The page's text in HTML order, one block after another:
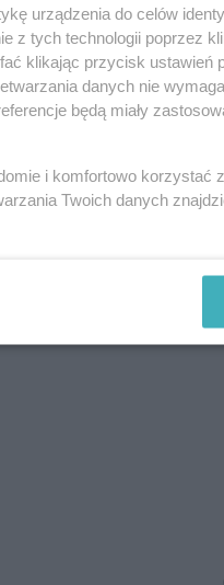
go w
wnuka… Ojciec
życia.
że to
nauczyłem
urządzenia do celów
z tych technologii poprzez
klikając przycisk ustawień
danych nie
będą miały
i komfortowo korzystać
Twoich danych